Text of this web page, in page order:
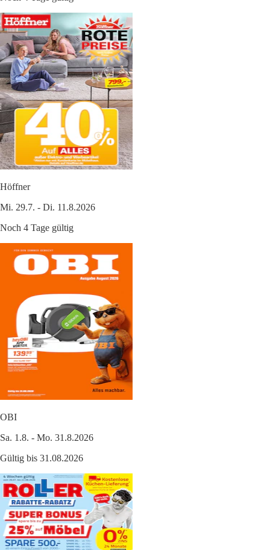
Höffner
Mi. 29.7. - Di. 11.8.2026
Noch 4 Tage gültig
OBI
Sa. 1.8. - Mo. 31.8.2026
Gültig bis 31.08.2026